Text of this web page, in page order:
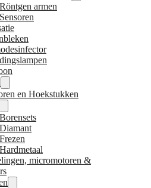
Röntgen armen
Sensoren
en Hoekstukken
Borensets
Diamant
Frezen
Hardmetaal
micromotoren &